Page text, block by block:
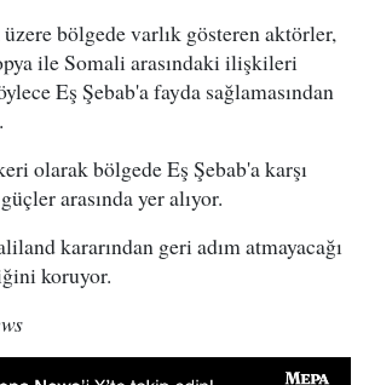
bölgede varlık gösteren aktörler,
ile Somali arasındaki ilişkileri
Eş Şebab'a fayda sağlamasından
olarak bölgede Eş Şebab'a karşı
arasında yer alıyor.
kararından geri adım atmayacağı
koruyor.